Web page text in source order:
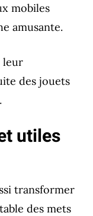
mobiles
amusante.
leur
des jouets
utiles
transformer
des mets